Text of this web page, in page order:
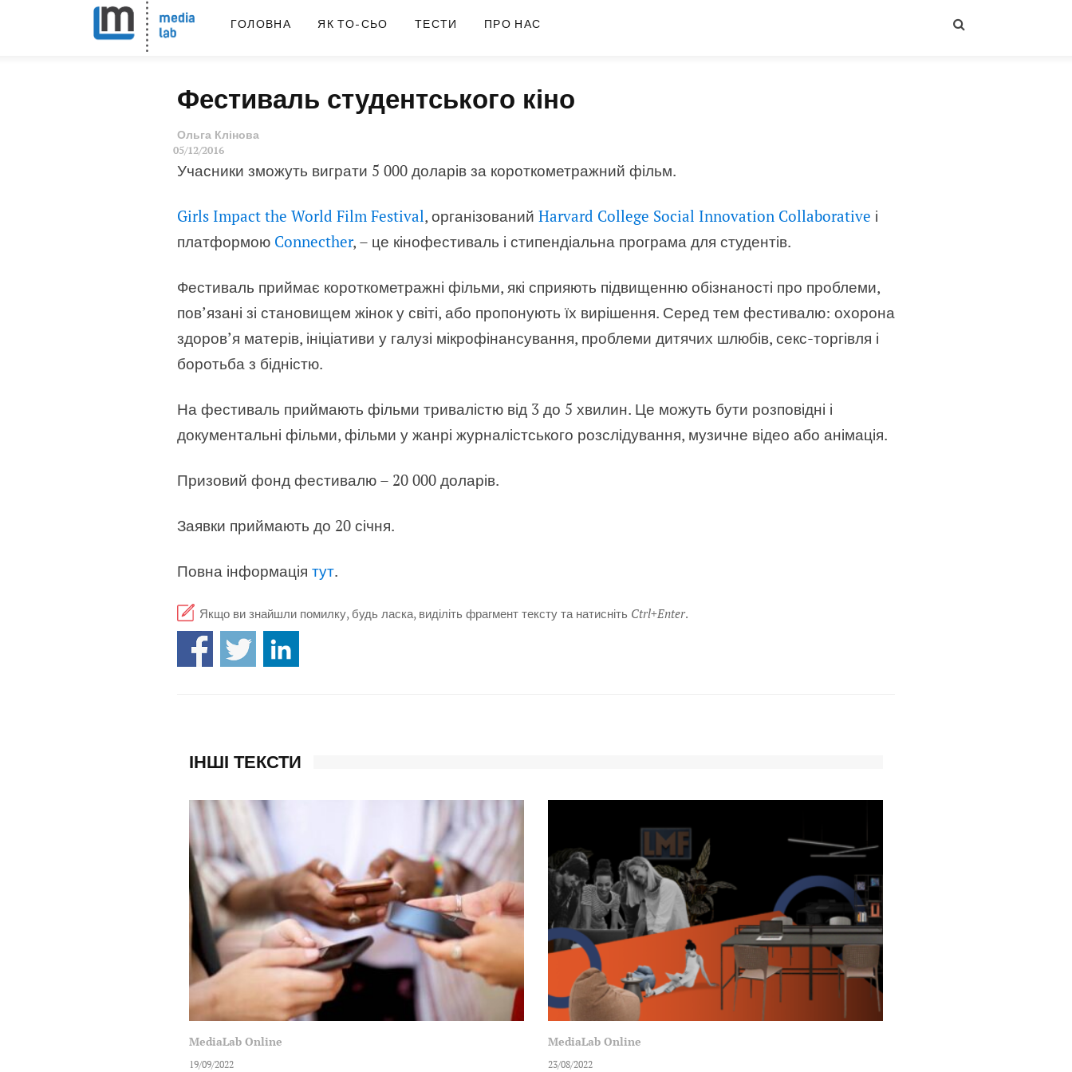
ГОЛОВНА ЯК ТО-СЬО ТЕСТИ ПРО НАС
Фестиваль студентського кіно
Ольга Клінова
05/12/2016
Учасники зможуть виграти 5 000 доларів за короткометражний фільм.
Girls Impact the World Film Festival, організований Harvard College Social Innovation Collaborative і
платформою Connecther, – це кінофестиваль і стипендіальна програма для студентів.
Фестиваль приймає короткометражні фільми, які сприяють підвищенню обізнаності про проблеми,
пов’язані зі становищем жінок у світі, або пропонують їх вирішення. Серед тем фестивалю: охорона
здоров’я матерів, ініціативи у галузі мікрофінансування, проблеми дитячих шлюбів, секс-торгівля і
боротьба з бідністю.
На фестиваль приймають фільми тривалістю від 3 до 5 хвилин. Це можуть бути розповідні і
документальні фільми, фільми у жанрі журналістського розслідування, музичне відео або анімація.
Призовий фонд фестивалю – 20 000 доларів.
Заявки приймають до 20 січня.
Повна інформація тут.
Якщо ви знайшли помилку, будь ласка, виділіть фрагмент тексту та натисніть Ctrl+Enter.
ІНШІ ТЕКСТИ
MediaLab Online
19/09/2022
MediaLab Online
23/08/2022